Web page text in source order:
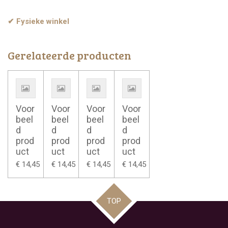
✔ Fysieke winkel
Gerelateerde producten
Voor
beel
d
prod
uct
€ 14,45
Voor
beel
d
prod
uct
€ 14,45
Voor
beel
d
prod
uct
€ 14,45
Voor
beel
d
prod
uct
€ 14,45
TOP